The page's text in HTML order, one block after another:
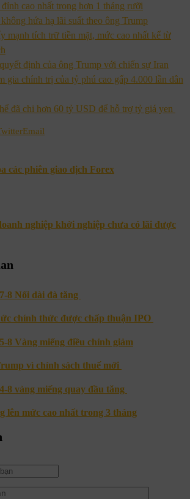
cao nhất trong hơn 1 tháng rưỡi
hứa hạ lãi suất theo ông Trump
mạnh tích trữ tiền mặt, mức cao nhất kể từ
định của ông Trump với chiến sự Iran
gia chính trị của tỷ phú cao gấp 4.000 lần dân
đã chi hơn 60 tỷ USD để hỗ trợ tỷ giá yen
Email
các phiên giao dịch Forex
nghiệp khởi nghiệp chưa có lãi được
8 Nối dài đà tăng
chính thức được chấp thuận IPO
8 Vàng miếng điều chỉnh giảm
vì chính sách thuế mới
8 vàng miếng quay đầu tăng
lên mức cao nhất trong 3 tháng